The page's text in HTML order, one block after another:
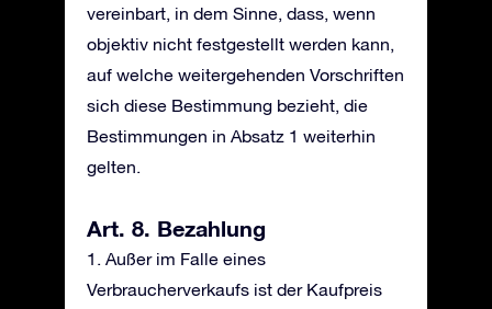
vereinbart, in dem Sinne, dass, wenn
objektiv nicht festgestellt werden kann,
auf welche weitergehenden Vorschriften
sich diese Bestimmung bezieht, die
Bestimmungen in Absatz 1 weiterhin
gelten.
Art. 8. Bezahlung
1. Außer im Falle eines
Verbraucherverkaufs ist der Kaufpreis